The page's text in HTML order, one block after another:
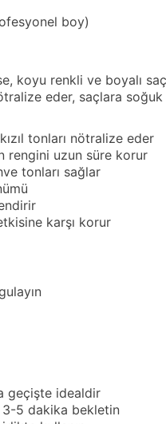
boy)
koyu renkli ve boyalı
eder, saçlara
kızıl tonları nötralize eder
rengini uzun süre korur
tonları sağlar
karşı korur
geçişte idealdir
3-5 dakika bekletin